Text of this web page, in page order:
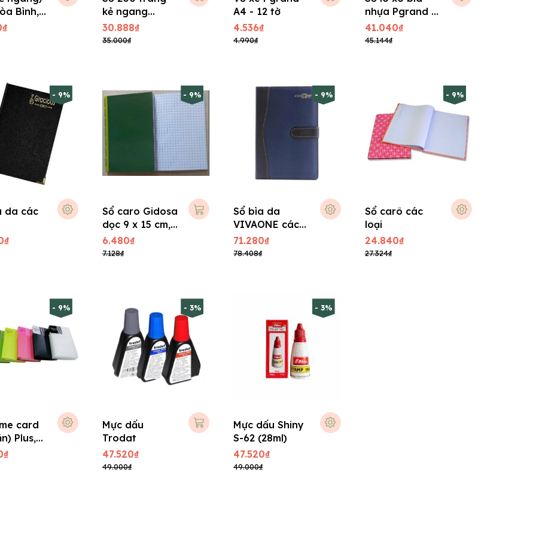
Bình,
kẻ ngang
Patterns A4 -
4530
30.888₫
35.000₫
A4 - 12 tờ
4.536₫
4.990₫
nhựa Pgrand -
140 trang
41.040₫
45.144₫
- 9%
da các
- 9%
Sổ caro Gidosa
dọc 9 x 15 cm,
bìa giấy
6.480₫
7.128₫
- 9%
Sổ bìa da
VIVAONE các
loại
71.280₫
78.408₫
- 9%
Sổ carô các
loại
24.840₫
27.324₫
- 9%
card
Plus,
- 3%
Mực dấu
Trodat
47.520₫
49.000₫
- 3%
Mực dấu Shiny
S-62 (28ml)
47.520₫
49.000₫